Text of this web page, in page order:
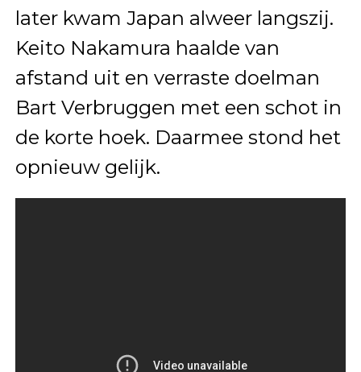
later kwam Japan alweer langszij.
Keito Nakamura haalde van
afstand uit en verraste doelman
Bart Verbruggen met een schot in
de korte hoek. Daarmee stond het
opnieuw gelijk.